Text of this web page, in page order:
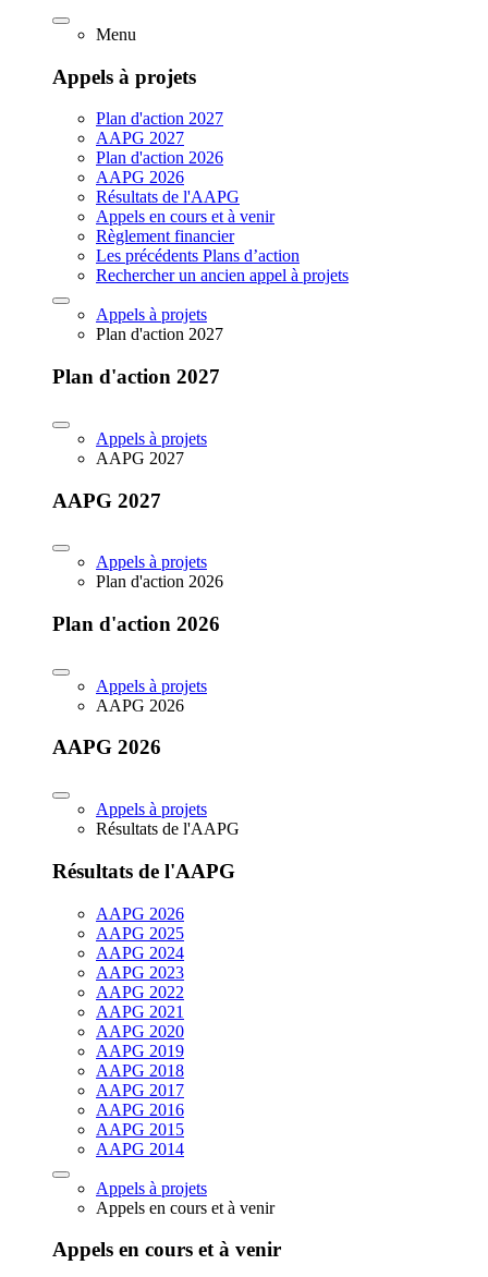
Menu
Appels à projets
Plan d'action 2027
AAPG 2027
Plan d'action 2026
AAPG 2026
Résultats de l'AAPG
Appels en cours et à venir
Règlement financier
Les précédents Plans d’action
Rechercher un ancien appel à projets
Appels à projets
Plan d'action 2027
Plan d'action 2027
Appels à projets
AAPG 2027
AAPG 2027
Appels à projets
Plan d'action 2026
Plan d'action 2026
Appels à projets
AAPG 2026
AAPG 2026
Appels à projets
Résultats de l'AAPG
Résultats de l'AAPG
AAPG 2026
AAPG 2025
AAPG 2024
AAPG 2023
AAPG 2022
AAPG 2021
AAPG 2020
AAPG 2019
AAPG 2018
AAPG 2017
AAPG 2016
AAPG 2015
AAPG 2014
Appels à projets
Appels en cours et à venir
Appels en cours et à venir